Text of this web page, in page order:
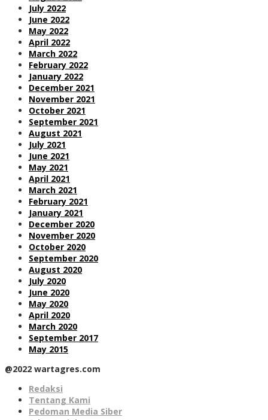
July 2022
June 2022
May 2022
April 2022
March 2022
February 2022
January 2022
December 2021
November 2021
October 2021
September 2021
August 2021
July 2021
June 2021
May 2021
April 2021
March 2021
February 2021
January 2021
December 2020
November 2020
October 2020
September 2020
August 2020
July 2020
June 2020
May 2020
April 2020
March 2020
September 2017
May 2015
@2022 wartagres.com
Redaksi
Tentang Kami
Pedoman Media Siber